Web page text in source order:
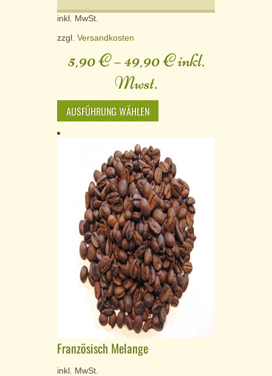
inkl. MwSt.
zzgl. Versandkosten
5,90€–49,90€inkl.
Mwst.
AUSFÜHRUNG WÄHLEN
Französisch Melange
inkl. MwSt.